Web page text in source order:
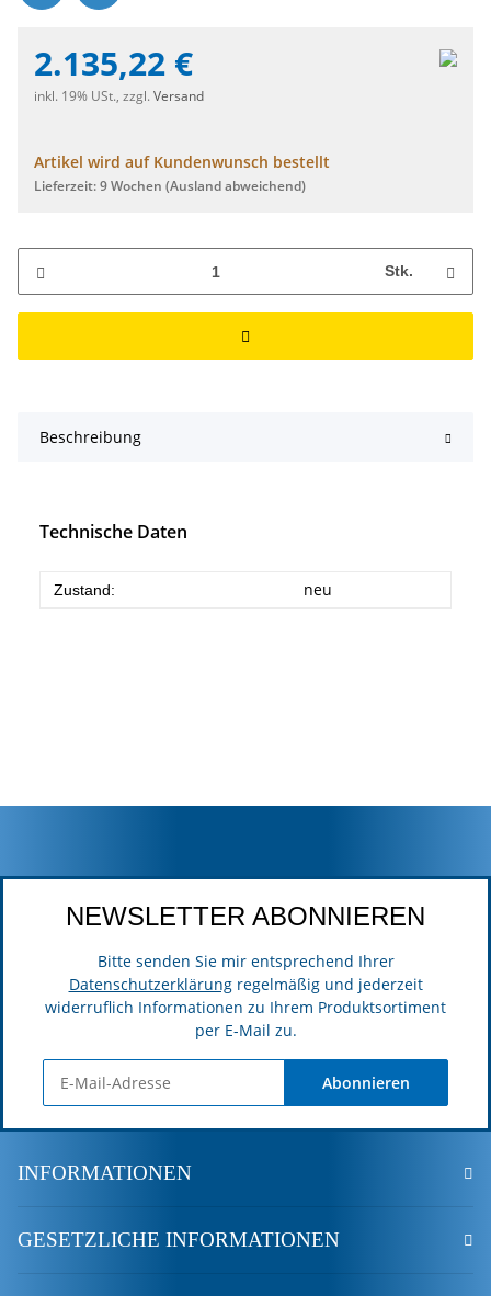
2.135,22 €
inkl. 19% USt., zzgl. Versand
Artikel wird auf Kundenwunsch bestellt
Lieferzeit:9 Wochen (Ausland abweichend)
Stk.
Beschreibung
Technische Daten
Zustand: neu
NEWSLETTER ABONNIEREN
Bitte senden Sie mir entsprechend Ihrer
Datenschutzerklärungregelmäßig und jederzeit
widerruflich Informationen zu Ihrem Produktsortiment
per E-Mail zu.
Abonnieren
INFORMATIONEN
GESETZLICHE INFORMATIONEN